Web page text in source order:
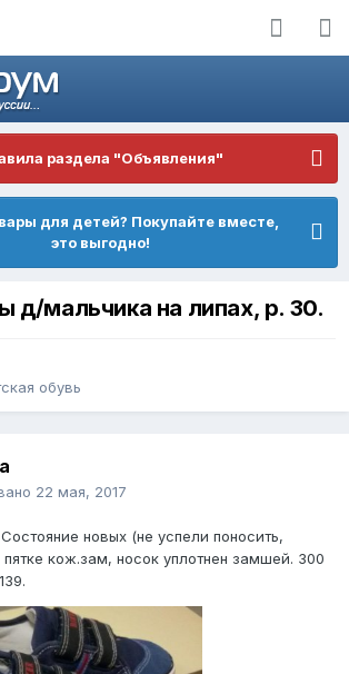
раздела "Объявления"
для детей? Покупайте вместе,
это выгодно!
д/мальчика на липах, р. 30.
обувь
22 мая, 2017
новых (не успели поносить,
кож.зам, носок уплотнен замшей. 300